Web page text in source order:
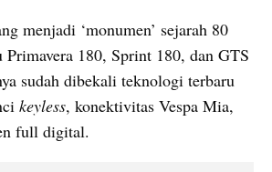
menjadi ‘monumen’ sejarah 80
Primavera 180, Sprint 180, dan GTS
sudah dibekali teknologi terbaru
keyless, konektivitas Vespa Mia,
full digital.